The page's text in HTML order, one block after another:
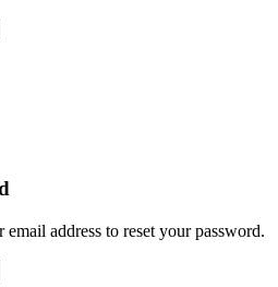
email address to reset your password.